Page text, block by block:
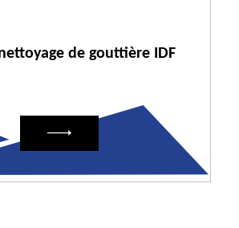
de gouttière IDF